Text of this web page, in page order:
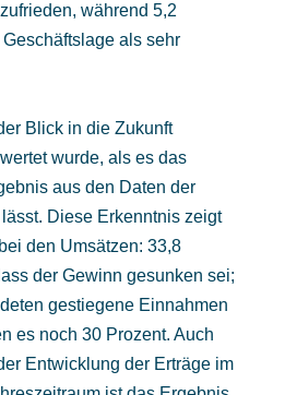
während 5,2
als sehr
Blick in die Zukunft
wurde, als es das
aus den Daten der
Diese Erkenntnis zeigt
den Umsätzen: 33,8
der Gewinn gesunken sei;
gestiegene Einnahmen
es noch 30 Prozent. Auch
Entwicklung der Erträge im